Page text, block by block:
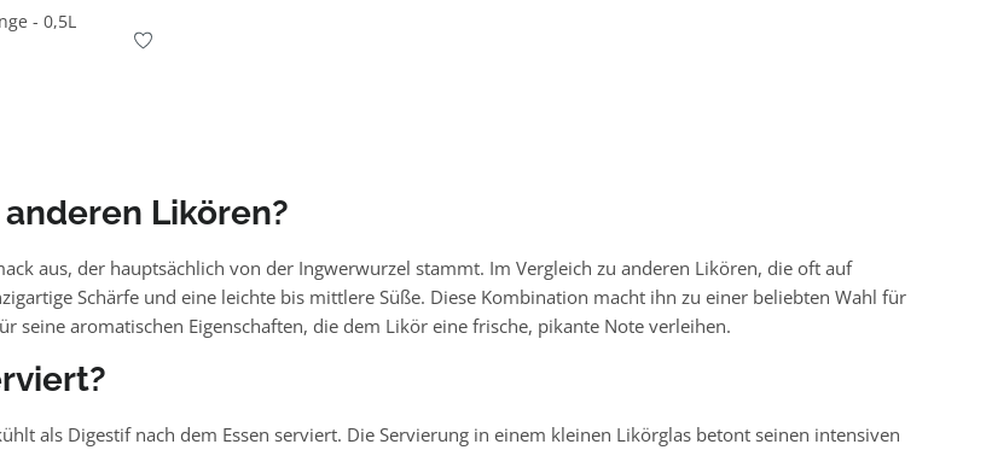
- 0,5L
Likören?
aus, der hauptsächlich von der Ingwerwurzel stammt. Im Vergleich zu anderen Likören, die oft auf
Schärfe und eine leichte bis mittlere Süße. Diese Kombination macht ihn zu einer beliebten Wahl für
seine aromatischen Eigenschaften, die dem Likör eine frische, pikante Note verleihen.
als Digestif nach dem Essen serviert. Die Servierung in einem kleinen Likörglas betont seinen intensiven